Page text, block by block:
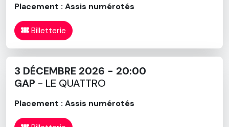
Placement : Assis numérotés
Billetterie
3 DÉCEMBRE 2026 - 20:00
GAP - LE QUATTRO
Placement : Assis numérotés